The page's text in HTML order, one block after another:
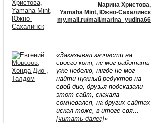
Марина Христова,
Yamaha Mint, Южно-Сахалинск
my.mail.ru/mail/marina_yudina66
«Заказывал запчасти на
своего коня, не мог работать
уже неделю, нигде не мог
найти нужный редуктор на
свой дио, друзья подсказали
этот сайт, сначала
сомневался, на других сайтах
искал тоже, в итоге свя...
[читать далее]»